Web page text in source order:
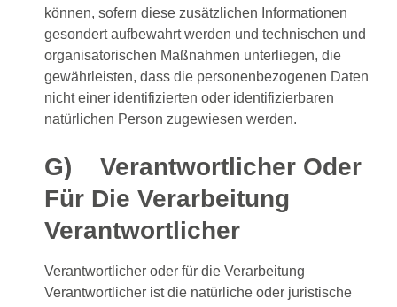
können, sofern diese zusätzlichen Informationen
gesondert aufbewahrt werden und technischen und
organisatorischen Maßnahmen unterliegen, die
gewährleisten, dass die personenbezogenen Daten
nicht einer identifizierten oder identifizierbaren
natürlichen Person zugewiesen werden.
G) Verantwortlicher Oder
Für Die Verarbeitung
Verantwortlicher
Verantwortlicher oder für die Verarbeitung
Verantwortlicher ist die natürliche oder juristische